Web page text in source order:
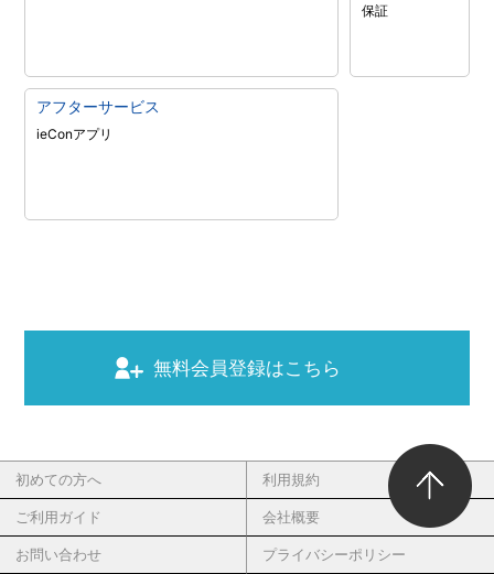
保証
アフターサービス
ieConアプリ
無料会員登録はこちら
初めての方へ 利用規約
ご利用ガイド 会社概要
お問い合わせ プライバシーポリシー